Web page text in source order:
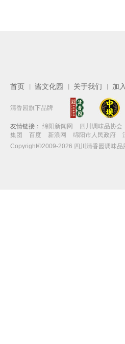
首页 酱文化园 关于我们 加
清香园旗下品牌
友情链接： 绵阳新闻网 四川调味品协会
集团
百度 新浪网 绵阳市人民政府
Copyright©2009-2026 四川清香园调味